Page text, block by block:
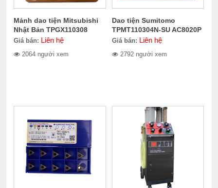
Mảnh dao tiện Mitsubishi
Nhật Bản TPGX110308
Giá bán: Liên hệ
2064 người xem
Dao tiện Sumitomo
TPMT110304N-SU AC8020P
Giá bán: Liên hệ
2792 người xem